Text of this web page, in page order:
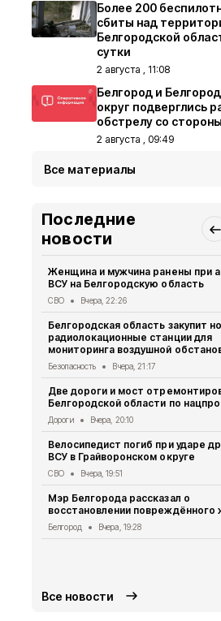
Более 200
сбиты над
Белгородской
сутки
2 августа , 11:08
Белгород и
округ подверглись
обстрелу со
2 августа , 09:49
Все материалы
Последние
новости
Женщина и мужчина ранены при
ВСУ на Белгородскую область
СВО Вчера, 22:26
Белгородская область закупит
радиолокационные станции для
мониторинга воздушной
Безопасность Вчера, 21:17
Две дороги и мост
Белгородской области по
Дороги Вчера, 20:10
Велосипедист погиб при ударе
ВСУ в Грайворонском округе
СВО Вчера, 19:51
Мэр Белгорода рассказал о
восстановлении повреждённого
Белгород Вчера, 19:28
Все новости